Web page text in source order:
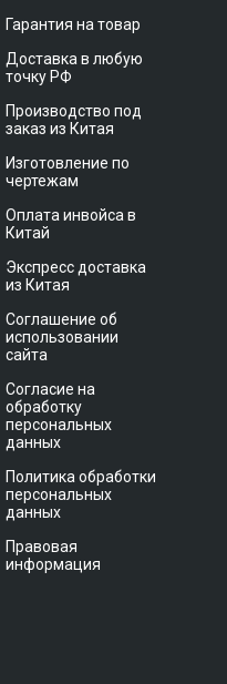
Гарантия на товар
Доставка в любую
точку РФ
Производство под
заказ из Китая
Изготовление по
чертежам
Оплата инвойса в
Китай
Экспресс доставка
из Китая
Соглашение об
использовании
сайта
Согласие на
обработку
персональных
данных
Политика обработки
персональных
данных
Правовая
информация